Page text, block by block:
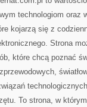
technologiom oraz
kojarzą się z
Strona
które chcą poznać
To strona, w